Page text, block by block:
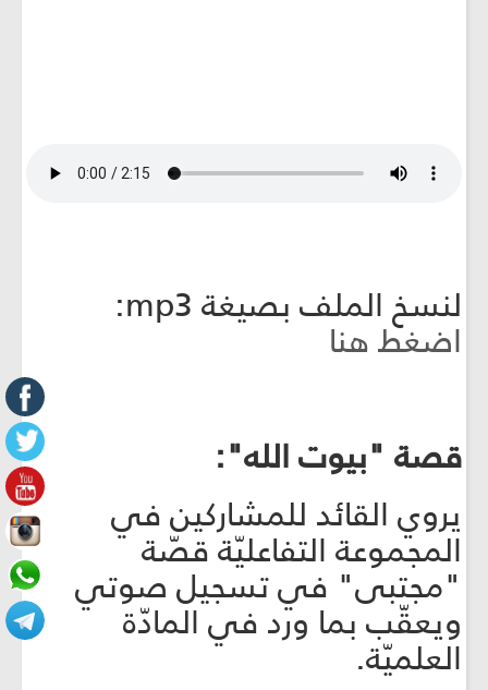
لنسخ الملف بصيغة mp3:
اضغط هنا
قصة "بيوت الله":
يروي القائد للمشاركين في
المجموعة التفاعليّة قصّة
"مجتبى" في تسجيل صوتي
ويعقّب بما ورد في المادّة
العلميّة.